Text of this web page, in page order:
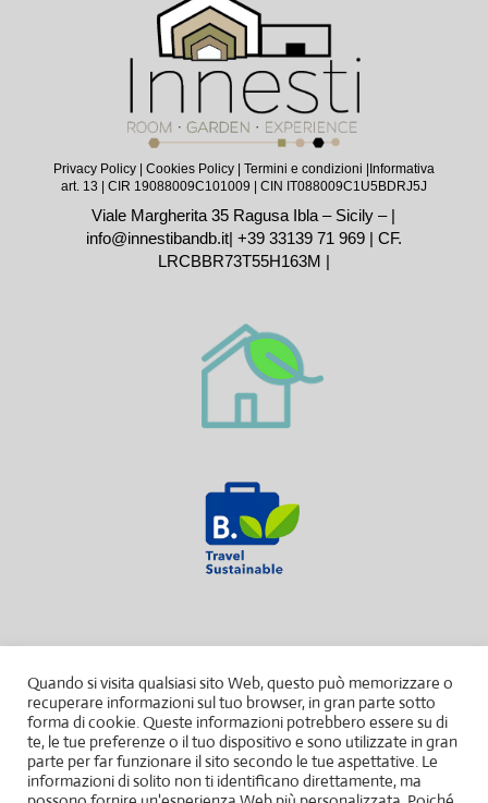
Privacy Policy| Cookies Policy| Termini e condizioni |
Informativa
art. 13 | CIR 19088009C101009 | CIN IT088009C1U5BDRJ5J
Viale Margherita 35 Ragusa Ibla – Sicily – |
info@innestibandb.it| +39 33139 71 969| CF.
LRCBBR73T55H163M |
Quando si visita qualsiasi sito Web, questo può memorizzare o
recuperare informazioni sul tuo browser, in gran parte sotto
forma di cookie. Queste informazioni potrebbero essere su di
te, le tue preferenze o il tuo dispositivo e sono utilizzate in gran
parte per far funzionare il sito secondo le tue aspettative. Le
informazioni di solito non ti identificano direttamente, ma